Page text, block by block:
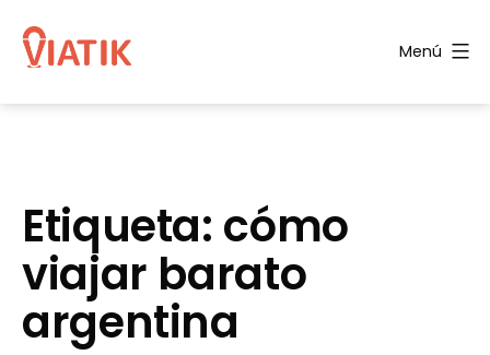
contenido
de
Menú
Etiqueta: cómo
viajar barato
argentina